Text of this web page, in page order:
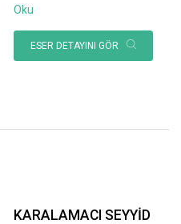
Oku
ESER DETAYINI GÖR
KARALAMACI SEYYİD